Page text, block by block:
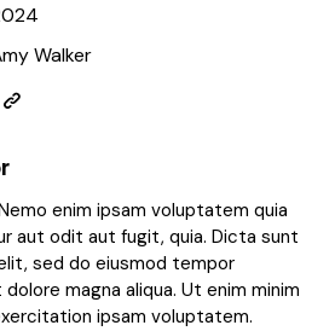
enim ipsam voluptatem quia
aut odit aut fugit, quia. Dicta sunt
sed do eiusmod tempor
magna aliqua. Ut enim minim
ipsam voluptatem.
Walker